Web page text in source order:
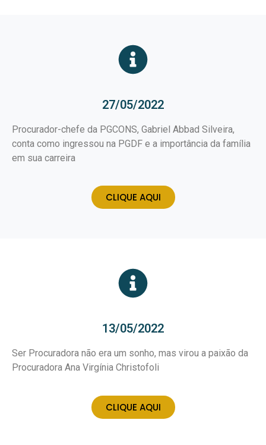
27/05/2022
Procurador-chefe da PGCONS, Gabriel Abbad Silveira,
conta como ingressou na PGDF e a importância da família
em sua carreira
CLIQUE AQUI
13/05/2022
Ser Procuradora não era um sonho, mas virou a paixão da
Procuradora Ana Virgínia Christofoli
CLIQUE AQUI